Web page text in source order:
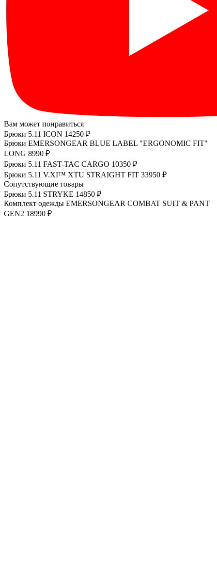
Вам может понравиться
Брюки 5.11 ICON 14250 ₽
Брюки EMERSONGEAR BLUE LABEL "ERGONOMIC FIT"
LONG 8990 ₽
Брюки 5.11 FAST-TAC CARGO 10350 ₽
Брюки 5.11 V.XI™ XTU STRAIGHT FIT 33950 ₽
Сопутствующие товары
Брюки 5.11 STRYKE 14850 ₽
Комплект одежды EMERSONGEAR COMBAT SUIT & PANT
GEN2 18990 ₽